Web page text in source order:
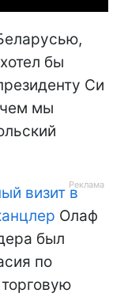
бы
Си
чем мы
визит в
Олаф
был
по